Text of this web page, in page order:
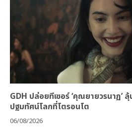
GDH ปล่อยทีเซอร์ ‘คุณยายวรนาฏ’
ปฐมทัศน์โลกที่โตรอนโต
06/08/2026